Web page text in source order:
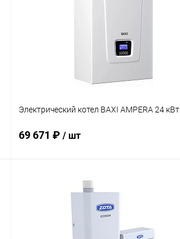
Электрический котел BAXI AMPERA 24 кВт
69 671 ₽ / шт
заказ 3-5 дней